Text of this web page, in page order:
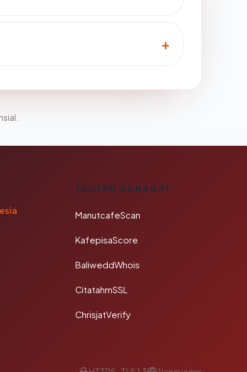
TAUTAN SAHABAT
ManutcafeScan
KafepisaScore
BaliweddWhois
CitatahmSSL
ChrisjatVerify